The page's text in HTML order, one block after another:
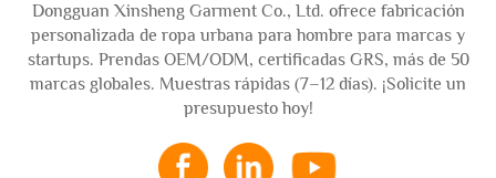
Dongguan Xinsheng Garment Co., Ltd. ofrece fabricación
personalizada de ropa urbana para hombre para marcas y
startups. Prendas OEM/ODM, certificadas GRS, más de 50
marcas globales. Muestras rápidas (7–12 días). ¡Solicite un
presupuesto hoy!